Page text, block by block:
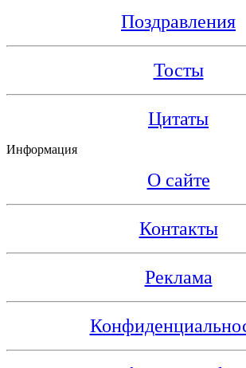
Поздравления
Тосты
Цитаты
Информация
О сайте
Контакты
Реклама